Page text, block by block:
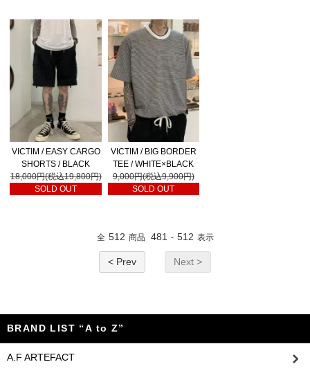
VICTIM / EASY CARGO
SHORTS / BLACK
18,000円(税込19,800円)
SOLD OUT
VICTIM / BIG BORDER
TEE / WHITE×BLACK
9,000円(税込9,900円)
SOLD OUT
全 512 商品 481 - 512 表示
< Prev Next >
BRAND LIST “A to Z”
A.F ARTEFACT